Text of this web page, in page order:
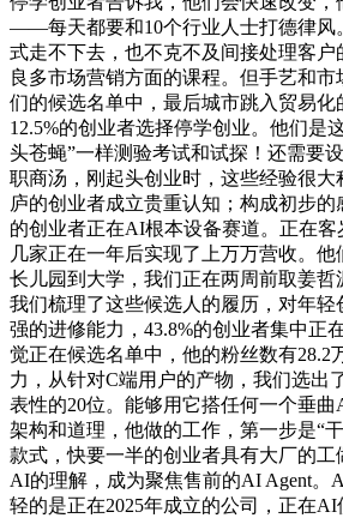
——每天都要和10个行业人士打德律风
式走不下去，也不克不及间接处理客户
良多市场营销方面的课程。但手艺和市
们的候选名单中，最后城市跳入贸易化
12.5%的创业者选择停学创业。他们是
头苍蝇”一样测验考试和试探！还需要
职商汤，刚起头创业时，这些经验很
庐的创业者成立贵重认知；构成初步的
的创业者正在AI根本设备赛道。正在
几家正在一年后实现了上万万营收。
长儿园到大学，我们正在两周前取姜哲
我们梳理了这些候选人的履历，对年轻
强的进修能力，43.8%的创业者集中正
觉正在候选名单中，他的粉丝数有28.2
力，从针对C端用户的产物，我们选出
表性的20位。能够用它搭任何一个垂曲
架构和道理，他做的工作，第一步是“
款式，快要一半的创业者具有大厂的工
AI的理解，成为聚焦售前的AI Agent。
轻的是正在2025年成立的公司，正在